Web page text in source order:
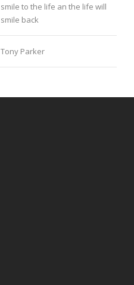
smile to the life an the life will
smile back
Tony Parker